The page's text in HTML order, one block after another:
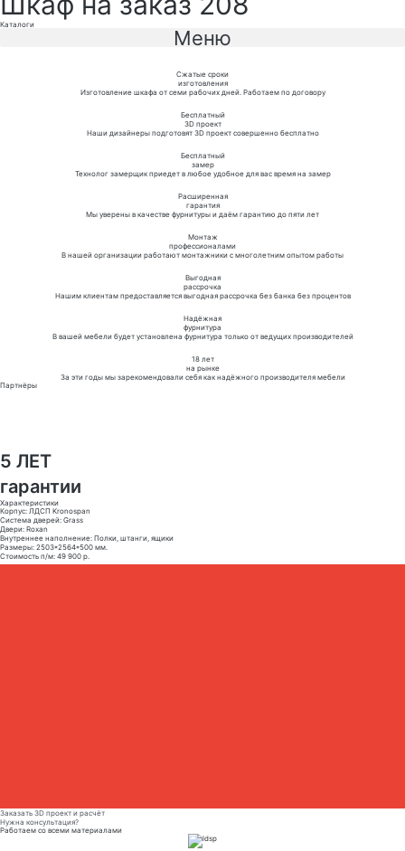
Каталоги
Меню
Сжатые сроки
изготовления
Изготовление шкафа от семи рабочих дней. Работаем по договору
Бесплатный
3D проект
Наши дизайнеры подготовят 3D проект совершенно бесплатно
Бесплатный
замер
Технолог замерщик приедет в любое удобное для вас время на замер
Расширенная
гарантия
Мы уверены в качестве фурнитуры и даём гарантию до пяти лет
Монтаж
профессионалами
В нашей организации работают монтажники с многолетним опытом работы
Выгодная
рассрочка
Нашим клиентам предоставляется выгодная рассрочка без банка без процентов
Надёжная
фурнитура
В вашей мебели будет установлена фурнитура только от ведущих производителей
18 лет
на рынке
За эти годы мы зарекомендовали себя как надёжного производителя мебели
Партнёры
5 ЛЕТ
гарантии
Характеристики
Корпус: ЛДСП Kronospan
Система дверей: Grass
Двери: Roxan
Внутреннее наполнение: Полки, штанги, ящики
Размеры: 2503*2564*500 мм.
Стоимость п/м: 49 900 р.
Заказать 3D проект и расчёт
Нужна консультация?
Работаем со всеми материалами